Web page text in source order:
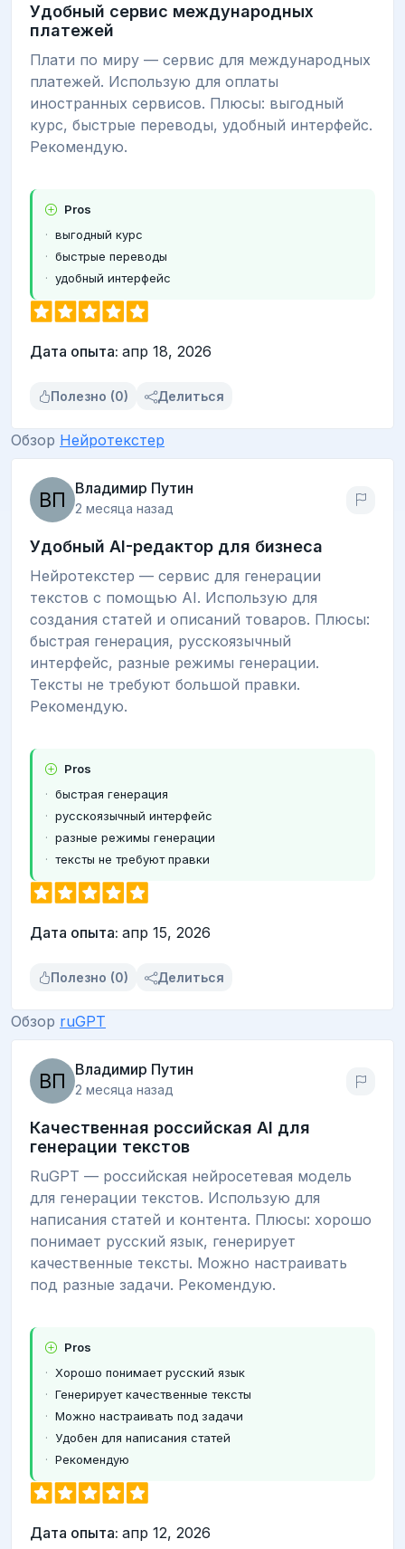
Удобный сервис международных
платежей
Плати по миру — сервис для международных
платежей. Использую для оплаты
иностранных сервисов. Плюсы: выгодный
курс, быстрые переводы, удобный интерфейс.
Рекомендую.
Pros
выгодный курс
быстрые переводы
удобный интерфейс
Дата опыта: апр 18, 2026
Полезно (0) Делиться
Обзор Нейротекстер
Владимир Путин
2 месяца назад
Удобный AI-редактор для бизнеса
Нейротекстер — сервис для генерации
текстов с помощью AI. Использую для
создания статей и описаний товаров. Плюсы:
быстрая генерация, русскоязычный
интерфейс, разные режимы генерации.
Тексты не требуют большой правки.
Рекомендую.
Pros
быстрая генерация
русскоязычный интерфейс
разные режимы генерации
тексты не требуют правки
Дата опыта: апр 15, 2026
Полезно (0) Делиться
Обзор ruGPT
Владимир Путин
2 месяца назад
Качественная российская AI для
генерации текстов
RuGPT — российская нейросетевая модель
для генерации текстов. Использую для
написания статей и контента. Плюсы: хорошо
понимает русский язык, генерирует
качественные тексты. Можно настраивать
под разные задачи. Рекомендую.
Pros
Хорошо понимает русский язык
Генерирует качественные тексты
Можно настраивать под задачи
Удобен для написания статей
Рекомендую
Дата опыта: апр 12, 2026